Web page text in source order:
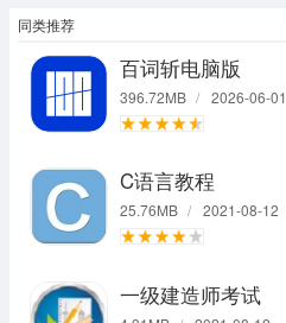
同类推荐
百词斩电脑版
396.72MB / 2026-06-01
C语言教程
25.76MB / 2021-08-12
一级建造师考试